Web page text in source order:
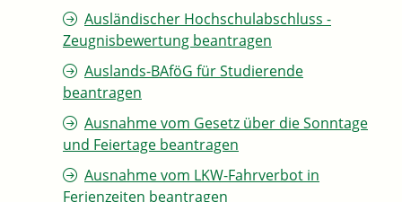
Ausländischer Hochschulabschluss -
Zeugnisbewertung beantragen
Auslands-BAföG für Studierende
beantragen
Ausnahme vom Gesetz über die Sonntage
und Feiertage beantragen
Ausnahme vom LKW-Fahrverbot in
Ferienzeiten beantragen